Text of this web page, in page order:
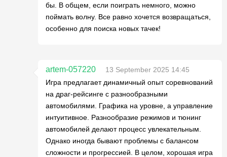
бы. В общем, если поиграть немного, можно
поймать волну. Все равно хочется возвращаться,
особенно для поиска новых тачек!
artem-057220
13 September 2025 14:45
Игра предлагает динамичный опыт соревнований
на драг-рейсинге с разнообразными
автомобилями. Графика на уровне, а управление
интуитивное. Разнообразие режимов и тюнинг
автомобилей делают процесс увлекательным.
Однако иногда бывают проблемы с балансом
сложности и прогрессией. В целом, хорошая игра